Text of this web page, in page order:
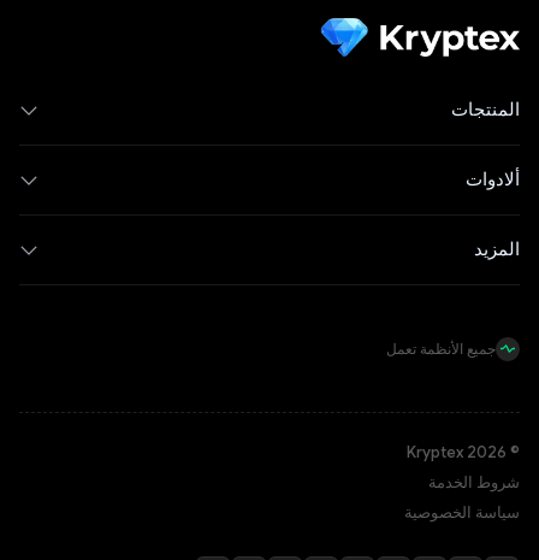
المنتجات
ألادوات
المزيد
جميع الأنظمة تعمل
© Kryptex 2026
شروط الخدمة
سياسة الخصوصية